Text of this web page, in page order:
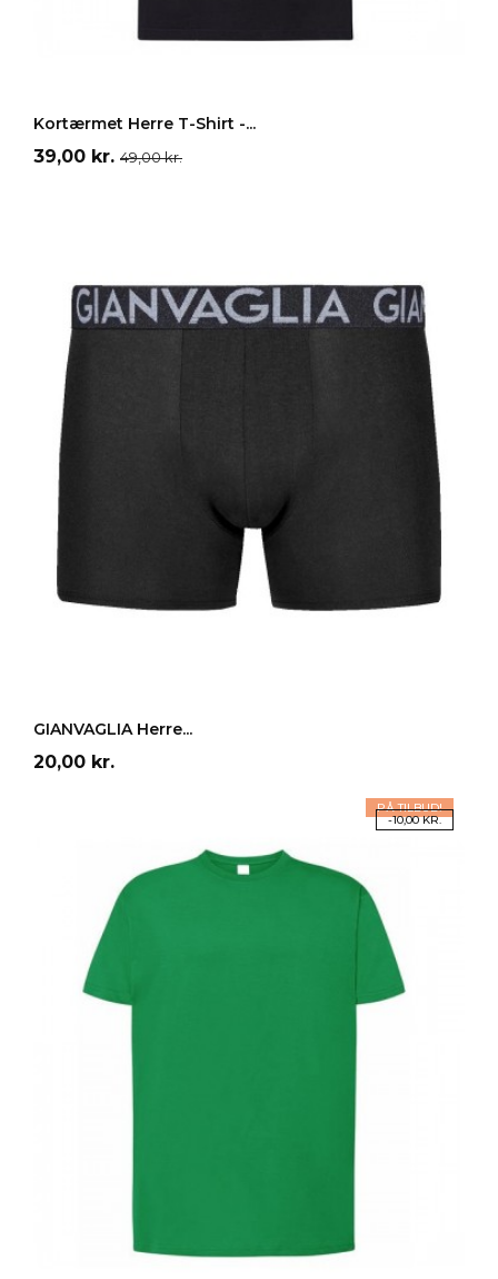
Grå HvidSort
Kortærmet Herre T-Shirt -...
Pris
39,00 kr. Normalpris
49,00 kr.
GIANVAGLIA Herre...
Pris
20,00 kr.
PÅ TILBUD!
-10,00 KR.
Rød Orange
Blå GrønGul